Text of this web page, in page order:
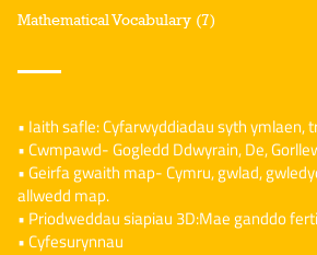
Mathematical Vocabulary (7)
• Iaith safle: Cyfarwyddiadau syth ymlaen,
• Cwmpawd- Gogledd Ddwyrain, De,
• Geirfa gwaith map- Cymru, gwlad,
allwedd map.
• Priodweddau siapiau 3D:Mae ganddo
• Cyfesurynnau